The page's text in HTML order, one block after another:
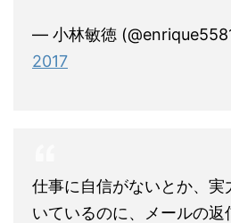
— 小林敏徳
2017
仕事に自信がないとか、
いているのに、メールの返